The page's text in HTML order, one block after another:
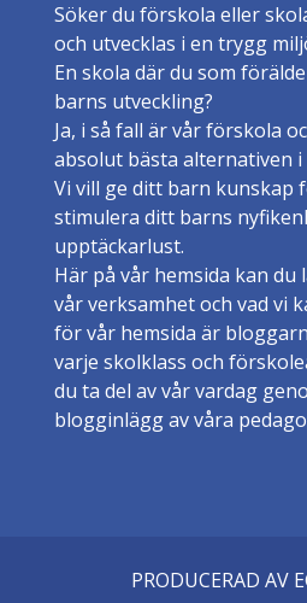
Söker du förskola eller
och utvecklas i en trygg
En skola där du som
barns utveckling?
Ja, i så fall är vår förskola
absolut bästa alternativen
Vi vill ge ditt barn kunskap
stimulera ditt barns
upptäckarlust.
Här på vår hemsida kan du
vår verksamhet och vad vi
för vår hemsida är
varje skolklass och
du ta del av vår vardag
blogginlägg av våra
PRODUCERAD AV